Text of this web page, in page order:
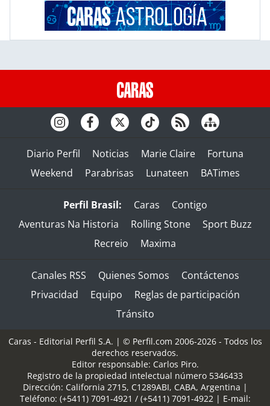
Diario Perfil Noticias Marie Claire
Fortuna
Weekend
Parabrisas Lunateen BATimes
Perfil Brasil: Caras
Contigo
Aventuras Na Historia
Rolling Stone
Sport Buzz
Recreio
Maxima
Canales RSS Quienes Somos
Contáctenos
Privacidad
Equipo
Reglas de participación
Tránsito
Caras - Editorial Perfil S.A. | © Perfil.com 2006-2026 - Todos los
derechos reservados.
Editor responsable: Carlos Piro.
Registro de la propiedad intelectual número 5346433
Dirección: California 2715, C1289ABI, CABA, Argentina |
Teléfono: (+5411) 7091-4921 / (+5411) 7091-4922| E-mail: